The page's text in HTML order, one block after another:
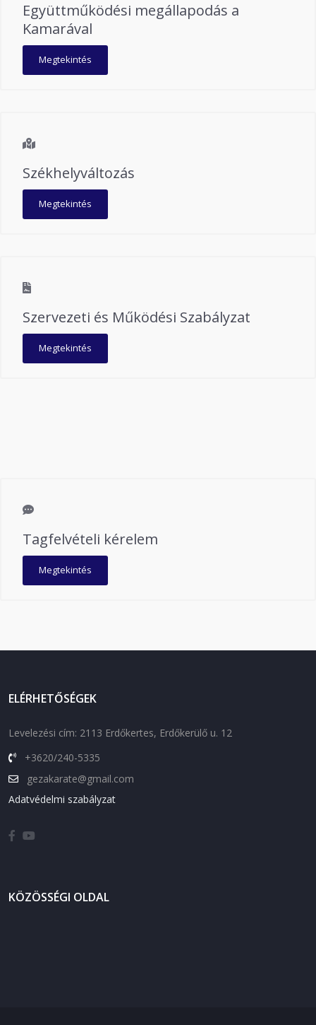
Együttműködési megállapodás a
Kamarával
Megtekintés
Székhelyváltozás
Megtekintés
Szervezeti és Működési Szabályzat
Megtekintés
Tagfelvételi kérelem
Megtekintés
ELÉRHETŐSÉGEK
Levelezési cím: 2113 Erdőkertes, Erdőkerülő u. 12
+3620/240-5335
gezakarate@gmail.com
Adatvédelmi szabályzat
KÖZÖSSÉGI OLDAL